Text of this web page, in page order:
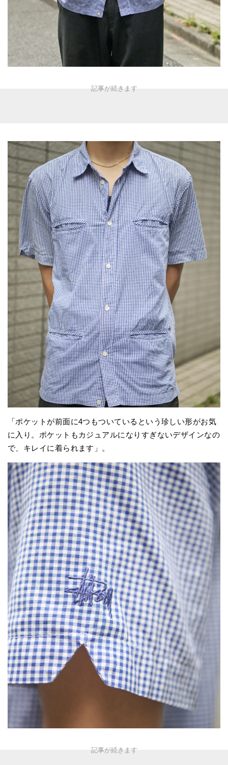
「ポケットが前面に4つもついているという珍しい形がお気
に入り。ポケットもカジュアルになりすぎないデザインなの
で、キレイに着られます」。